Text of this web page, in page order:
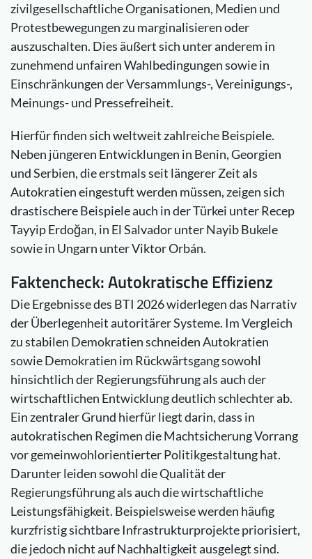
zivilgesellschaftliche Organisationen, Medien und
Protestbewegungen zu marginalisieren oder
auszuschalten. Dies äußert sich unter anderem in
zunehmend unfairen Wahlbedingungen sowie in
Einschränkungen der Versammlungs-, Vereinigungs-,
Meinungs- und Pressefreiheit.
Hierfür finden sich weltweit zahlreiche Beispiele.
Neben jüngeren Entwicklungen in Benin, Georgien
und Serbien, die erstmals seit längerer Zeit als
Autokratien eingestuft werden müssen, zeigen sich
drastischere Beispiele auch in der Türkei unter Recep
Tayyip Erdoğan, in El Salvador unter Nayib Bukele
sowie in Ungarn unter Viktor Orbán.
Faktencheck: Autokratische Effizienz
Die Ergebnisse des BTI 2026 widerlegen das Narrativ
der Überlegenheit autoritärer Systeme. Im Vergleich
zu stabilen Demokratien schneiden Autokratien
sowie Demokratien im Rückwärtsgang sowohl
hinsichtlich der Regierungsführung als auch der
wirtschaftlichen Entwicklung deutlich schlechter ab.
Ein zentraler Grund hierfür liegt darin, dass in
autokratischen Regimen die Machtsicherung Vorrang
vor gemeinwohlorientierter Politikgestaltung hat.
Darunter leiden sowohl die Qualität der
Regierungsführung als auch die wirtschaftliche
Leistungsfähigkeit. Beispielsweise werden häufig
kurzfristig sichtbare Infrastrukturprojekte priorisiert,
die jedoch nicht auf Nachhaltigkeit ausgelegt sind.